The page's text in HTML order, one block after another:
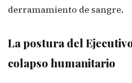
derramamiento de sangre.
La postura del
colapso humanitario